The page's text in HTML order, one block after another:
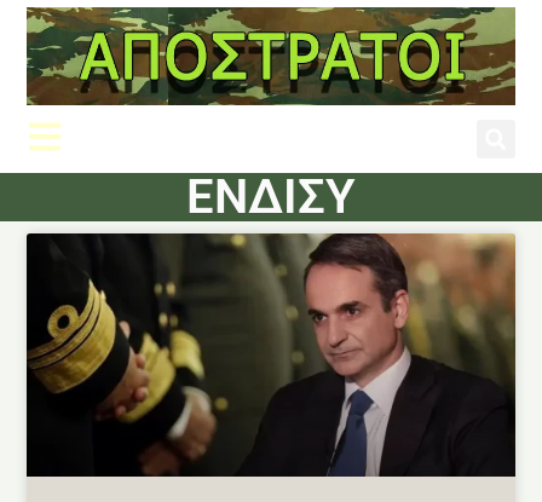
ΕΝΔΙΣΥ